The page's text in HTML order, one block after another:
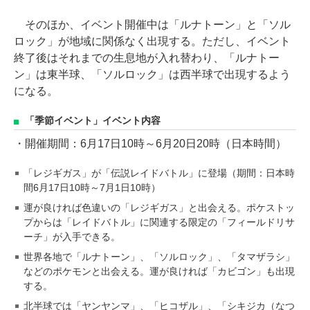
そのほか、イベント開催中は「ルナトーン」と「ソル
ロック」が地域に関係なく出現する。ただし、イベント
終了後はそれまでの生息地が入れ替わり、「ルナトー
ン」は東半球、「ソルロック」は西半球で出現するよう
になる。
「季節イベント」イベント内容
・開催期間：6月17日10時～6月20日20時（日本時間）
「レジギガス」が「伝説レイドバトル」に登場（期間：日本時
間6月17日10時～7月1日10時）
運が良ければ色違いの「レジギガス」と出会える。ポケストッ
プからは「レイドバトル」に関連する限定の「フィールドリサ
ーチ」が入手できる。
世界各地で「ルナトーン」、「ソルロック」、「タマザラシ」
などのポケモンと出会える。運が良ければ「カビゴン」も出現
する。
北半球では「ヤンヤンマ」、「ヒコザル」、「シキジカ（なつ